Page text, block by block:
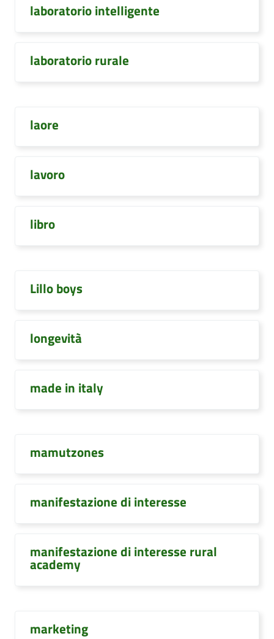
laboratorio intelligente
laboratorio rurale
laore
lavoro
libro
Lillo boys
longevità
made in italy
mamutzones
manifestazione di interesse
manifestazione di interesse rural
academy
marketing